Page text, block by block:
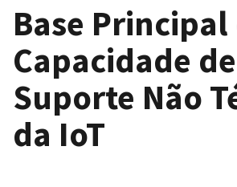
Base Principal
Capacidade de
Suporte Não
da IoT